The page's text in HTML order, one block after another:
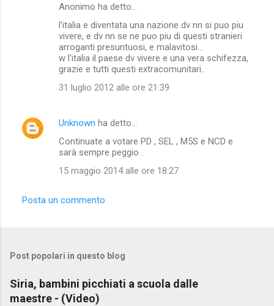
Anonimo ha detto…
l'italia e diventata una nazione dv nn si puo piu
vivere, e dv nn se ne puo piu di questi stranieri
arroganti presuntuosi, e malavitosi...
w l'italia il paese dv vivere e una vera schifezza,
grazie e tutti questi extracomunitari..
31 luglio 2012 alle ore 21:39
Unknown ha detto…
Continuate a votare PD , SEL , M5S e NCD e
sarà sempre peggio .
15 maggio 2014 alle ore 18:27
Posta un commento
Post popolari in questo blog
Siria, bambini picchiati a scuola dalle
maestre - (Video)